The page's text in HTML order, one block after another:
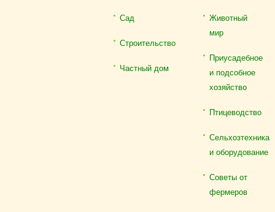
Сад
Строительство
Частный дом
Животный
мир
Приусадебное
и подсобное
хозяйство
Птицеводство
Сельхозтехника
и оборудование
Советы от
фермеров